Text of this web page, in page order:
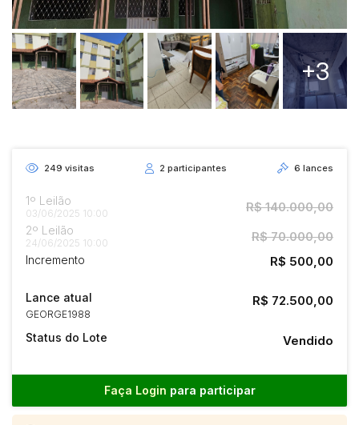
+3
249 visitas 2 participantes 6 lances
1º Leilão
03/06/2025 10:00 R$ 140.000,00
2º Leilão
24/06/2025 10:00 R$ 70.000,00
Incremento R$ 500,00
Lance atual
GEORGE1988
R$ 72.500,00
Status do Lote Vendido
Faça Login para participar